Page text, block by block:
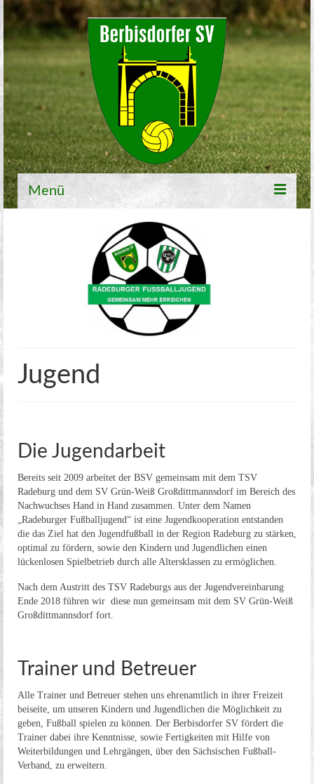
Menü
1. Mannschaft
Kreisoberliga Meißen
2. Stadtklasse Dresden
Aerobic
Kegeln
Kegel Clubs
Kegel Clubs im Detail
Meisterschaft
Verein
Sponsoren
Kontakt
Impressum
Jugend
Die Jugendarbeit
Bereits seit 2009 arbeitet der BSV gemeinsam mit dem TSV
Radeburg und dem SV Grün-Weiß Großdittmannsdorf im Bereich des
Nachwuchses Hand in Hand zusammen. Unter dem Namen
„Radeburger Fußballjugend“ ist eine Jugendkooperation entstanden
die das Ziel hat den Jugendfußball in der Region Radeburg zu stärken,
optimal zu fördern, sowie den Kindern und Jugendlichen einen
lückenlosen Spielbetrieb durch alle Altersklassen zu ermöglichen.
Nach dem Austritt des TSV Radeburgs aus der Jugendvereinbarung
Ende 2018 führen wir diese nun gemeinsam mit dem SV Grün-Weiß
Großdittmannsdorf fort.
Trainer und Betreuer
Alle Trainer und Betreuer stehen uns ehrenamtlich in ihrer Freizeit
beiseite, um unseren Kindern und Jugendlichen die Möglichkeit zu
geben, Fußball spielen zu können. Der Berbisdorfer SV fördert die
Trainer dabei ihre Kenntnisse, sowie Fertigkeiten mit Hilfe von
Weiterbildungen und Lehrgängen, über den Sächsischen Fußball-
Verband, zu erweitern.